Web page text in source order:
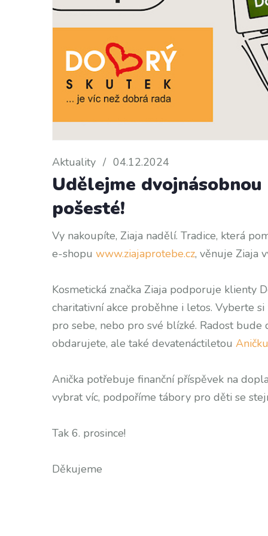
Aktuality / 04.12.2024
Udělejme
pošesté!
Vy nakoupíte, Ziaja nadělí. Tradice, která
e-shopu www.ziajaprotebe.cz, věnuje Ziaja
Kosmetická značka Ziaja podporuje klienty
charitativní akce proběhne i letos. Vyberte
pro sebe, nebo pro své blízké. Radost
obdarujete, ale také devatenáctiletou
Anička potřebuje finanční příspěvek na
vybrat víc, podpoříme tábory pro děti se
Tak 6. prosince!
Děkujeme